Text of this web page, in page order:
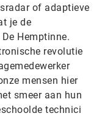
of adaptieve
je de
Hemptinne.
revolutie
mensen hier
smeer aan hun
technici